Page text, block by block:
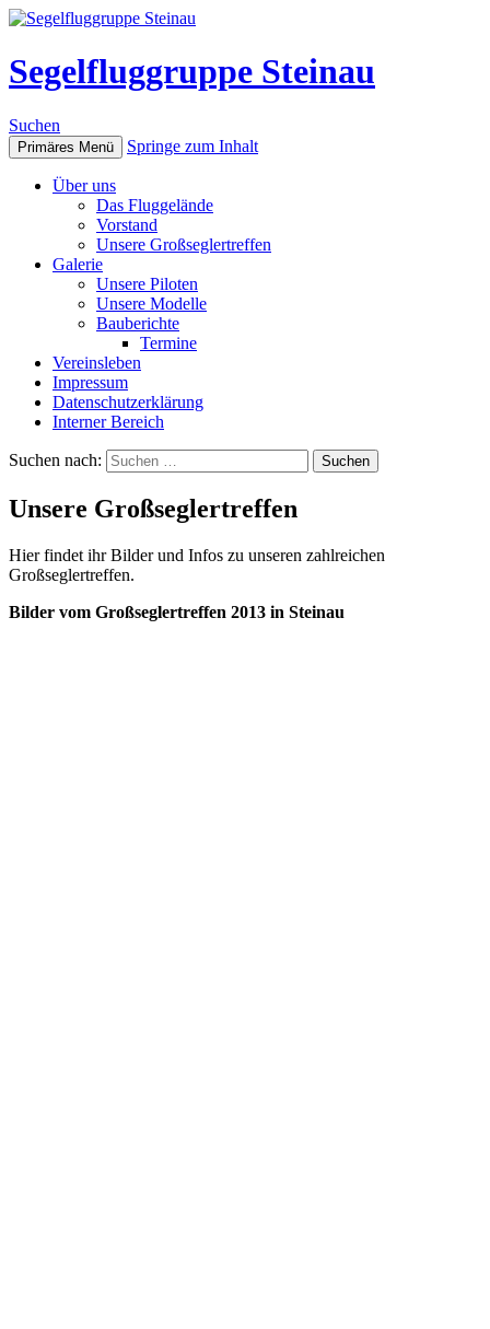
Segelfluggruppe Steinau
Suchen
Primäres Menü Springe zum Inhalt
Über uns
Das Fluggelände
Vorstand
Unsere Großseglertreffen
Galerie
Unsere Piloten
Unsere Modelle
Bauberichte
Termine
Vereinsleben
Impressum
Datenschutzerklärung
Interner Bereich
Suchen nach:
Unsere Großseglertreffen
Hier findet ihr Bilder und Infos zu unseren zahlreichen
Großseglertreffen.
Bilder vom Großseglertreffen 2013 in Steinau